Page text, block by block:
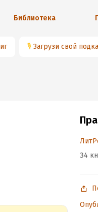
Библиотека
🎙 Загрузи свой
34